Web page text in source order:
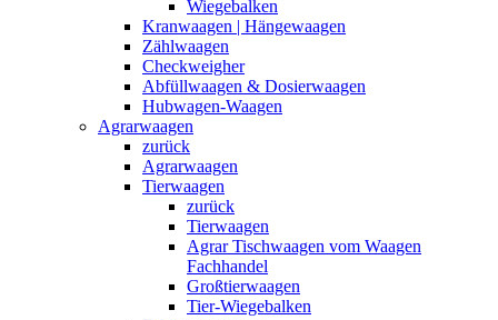
Wiegebalken
Kranwaagen | Hängewaagen
Zählwaagen
Checkweigher
Abfüllwaagen & Dosierwaagen
Hubwagen-Waagen
Agrarwaagen
zurück
Agrarwaagen
Tierwaagen
zurück
Tierwaagen
Agrar Tischwaagen vom Waagen
Fachhandel
Großtierwaagen
Tier-Wiegebalken